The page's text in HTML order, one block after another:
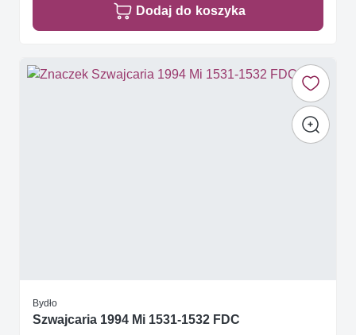
Dodaj do koszyka
Bydło
Szwajcaria 1994 Mi 1531-1532 FDC